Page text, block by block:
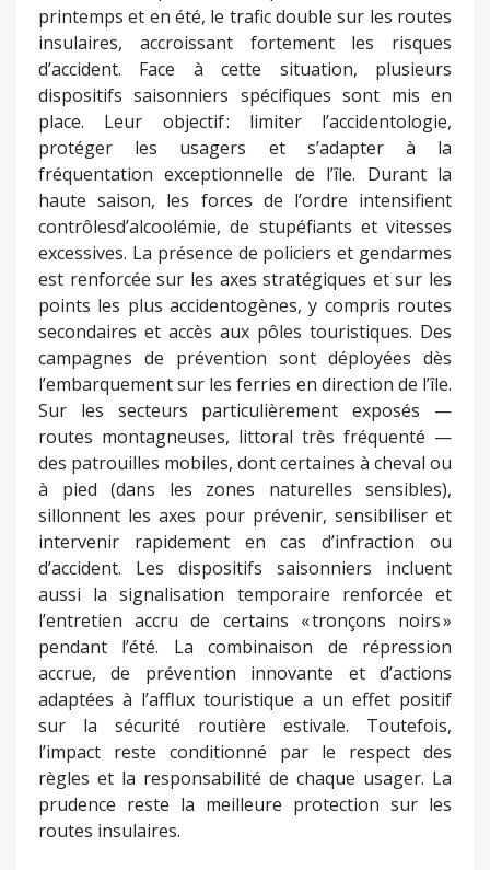
printemps et en été, le trafic double sur les routes
insulaires, accroissant fortement les risques
d’accident. Face à cette situation, plusieurs
dispositifs saisonniers spécifiques sont mis en
place. Leur objectif : limiter l’accidentologie,
protéger les usagers et s’adapter à la
fréquentation exceptionnelle de l’île. Durant la
haute saison, les forces de l’ordre intensifient
contrôlesd’alcoolémie, de stupéfiants et vitesses
excessives. La présence de policiers et gendarmes
est renforcée sur les axes stratégiques et sur les
points les plus accidentogènes, y compris routes
secondaires et accès aux pôles touristiques. Des
campagnes de prévention sont déployées dès
l’embarquement sur les ferries en direction de l’île.
Sur les secteurs particulièrement exposés —
routes montagneuses, littoral très fréquenté —
des patrouilles mobiles, dont certaines à cheval ou
à pied (dans les zones naturelles sensibles),
sillonnent les axes pour prévenir, sensibiliser et
intervenir rapidement en cas d’infraction ou
d’accident. Les dispositifs saisonniers incluent
aussi la signalisation temporaire renforcée et
l’entretien accru de certains « tronçons noirs »
pendant l’été. La combinaison de répression
accrue, de prévention innovante et d’actions
adaptées à l’afflux touristique a un effet positif
sur la sécurité routière estivale. Toutefois,
l’impact reste conditionné par le respect des
règles et la responsabilité de chaque usager. La
prudence reste la meilleure protection sur les
routes insulaires.